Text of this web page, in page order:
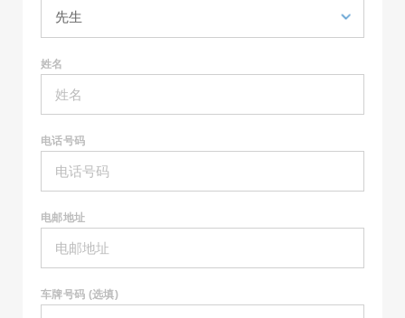
姓名
电话号码
电邮地址
车牌号码 (选填)